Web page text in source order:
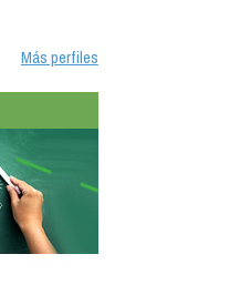
Más perfiles